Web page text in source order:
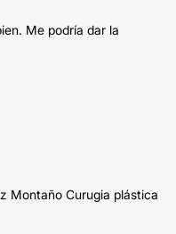
Me podría dar la
Montaño Curugia plástica